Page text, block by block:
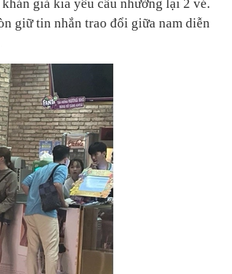
giả kia yêu cầu nhường lại 2 vé.
giữ tin nhắn trao đổi giữa nam diễn